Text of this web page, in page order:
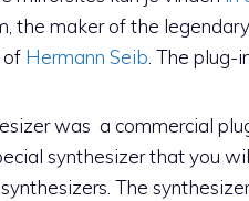
the maker of the
of Hermann Seib. The plug-
was a commercial
synthesizer that you
The